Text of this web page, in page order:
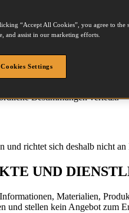
Materialien,
den zugrunde liegenden
sich von Zeit zu Zeit ohne
Nutzung der Webseite zu
Die Nutzung dieser
Bestimmungen verletzt.
und richtet sich deshalb nicht
UND
Materialien,
und stellen kein Angebot zum
“Accept All Cookies”, you agree to the
and assist in our marketing efforts.
Cookies Settings